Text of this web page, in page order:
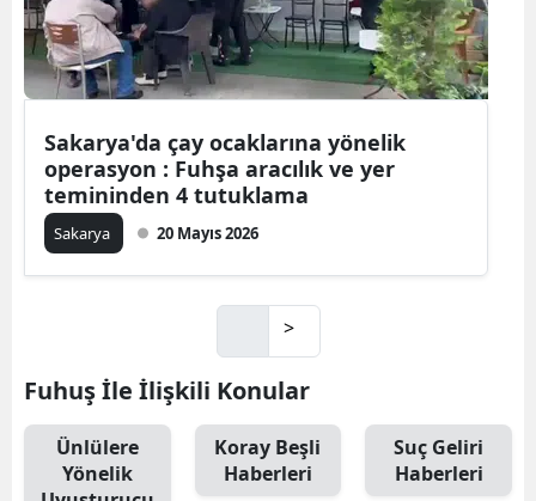
Sakarya'da çay ocaklarına yönelik
operasyon : Fuhşa aracılık ve yer
temininden 4 tutuklama
Sakarya 20 Mayıs 2026
>
Fuhuş İle İlişkili Konular
Ünlülere
Yönelik
Koray Beşli
Haberleri
Suç Geliri
Haberleri